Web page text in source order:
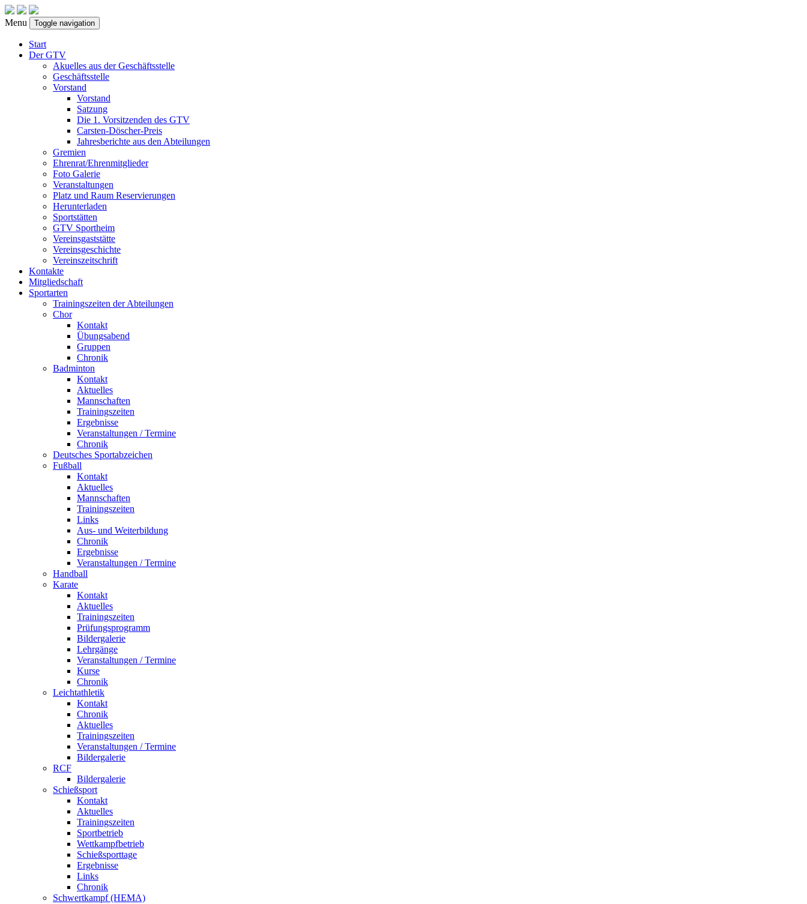
Menu Toggle navigation
Start
Der GTV
Akuelles aus der Geschäftsstelle
Geschäftsstelle
Vorstand
Vorstand
Satzung
Die 1. Vorsitzenden des GTV
Carsten-Döscher-Preis
Jahresberichte aus den Abteilungen
Gremien
Ehrenrat/Ehrenmitglieder
Foto Galerie
Veranstaltungen
Platz und Raum Reservierungen
Herunterladen
Sportstätten
GTV Sportheim
Vereinsgaststätte
Vereinsgeschichte
Vereinszeitschrift
Kontakte
Mitgliedschaft
Sportarten
Trainingszeiten der Abteilungen
Chor
Kontakt
Übungsabend
Gruppen
Chronik
Badminton
Kontakt
Aktuelles
Mannschaften
Trainingszeiten
Ergebnisse
Veranstaltungen / Termine
Chronik
Deutsches Sportabzeichen
Fußball
Kontakt
Aktuelles
Mannschaften
Trainingszeiten
Links
Aus- und Weiterbildung
Chronik
Ergebnisse
Veranstaltungen / Termine
Handball
Karate
Kontakt
Aktuelles
Trainingszeiten
Prüfungsprogramm
Bildergalerie
Lehrgänge
Veranstaltungen / Termine
Kurse
Chronik
Leichtathletik
Kontakt
Chronik
Aktuelles
Trainingszeiten
Veranstaltungen / Termine
Bildergalerie
RCF
Bildergalerie
Schießsport
Kontakt
Aktuelles
Trainingszeiten
Sportbetrieb
Wettkampfbetrieb
Schießsporttage
Ergebnisse
Links
Chronik
Schwertkampf (HEMA)